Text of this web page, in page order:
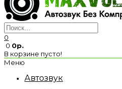
0
0 0р.
В корзине пусто!
Меню
Автозвук